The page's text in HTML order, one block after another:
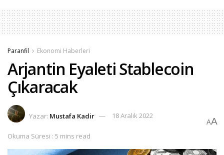
Paranfil Ekonomi Haberleri
Arjantin Eyaleti Stablecoin
Çıkaracak
Yazar: Mustafa Kadir 18 Aralık 2022
Okuma Süresi : 5 mins read
AA